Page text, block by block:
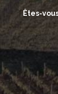
Êtes-